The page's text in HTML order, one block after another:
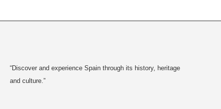
“Discover and experience Spain through its history, heritage
and culture.”